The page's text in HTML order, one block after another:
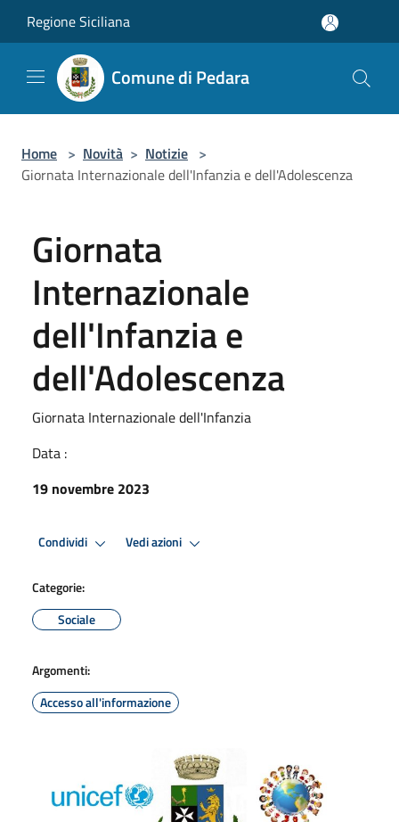
Regione Siciliana
Comune di Pedara
Home > Novità > Notizie >
Giornata Internazionale dell'Infanzia e dell'Adolescenza
Giornata
Internazionale
dell'Infanzia e
dell'Adolescenza
Giornata Internazionale dell'Infanzia
Data :
19 novembre 2023
Condividi Vedi azioni
Categorie:
Sociale
Argomenti:
Accesso all'informazione